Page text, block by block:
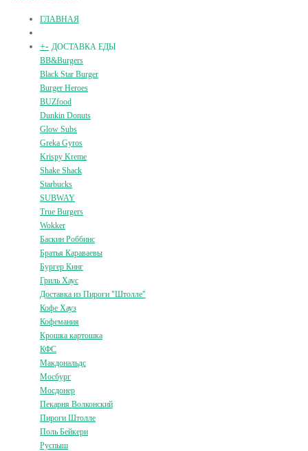
ГЛАВНАЯ
+- ДОСТАВКА ЕДЫ
BB&Burgers
Black Star Burger
Burger Heroes
BUZfood
Dunkin Donuts
Glow Subs
Greka Gyros
Krispy Kreme
Shake Shack
Starbucks
SUBWAY
True Burgers
Wokker
Баскин Роббинс
Братья Караваевы
Бургер Кинг
Гриль Хаус
Доставка из Пироги "Штолле"
Кофе Хауз
Кофемания
Крошка картошка
КФС
Макдональдс
Мосбург
Мосдонер
Пекарня Волконский
Пироги Штолле
Поль Бейкери
Руспыш